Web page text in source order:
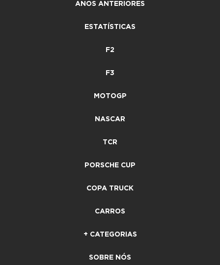
ANOS ANTERIORES
ESTATÍSTICAS
F2
F3
MOTOGP
NASCAR
TCR
PORSCHE CUP
COPA TRUCK
CARROS
+ CATEGORIAS
SOBRE NÓS